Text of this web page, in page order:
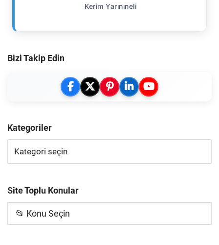
Kerim Yarınıneli
Bizi Takip Edin
Kategoriler
Site Toplu Konular
📂 Konu Seçin